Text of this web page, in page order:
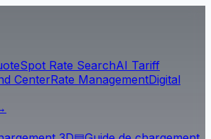
Spot Rate SearchAI Tariff
CenterRate ManagementDigital